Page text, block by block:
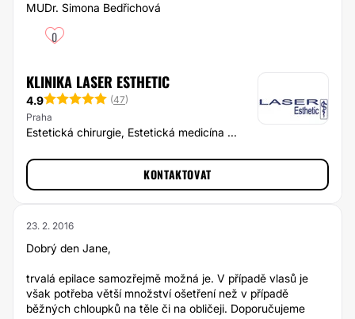
MUDr. Simona Bedřichová
0
KLINIKA LASER ESTHETIC
4.9 (47)
Praha
Estetická chirurgie, Estetická medicína ...
KONTAKTOVAT
23. 2. 2016
Dobrý den Jane,
trvalá epilace samozřejmě možná je. V případě vlasů je
však potřeba větší množství ošetření než v případě
běžných chloupků na těle či na obličeji. Doporučujeme